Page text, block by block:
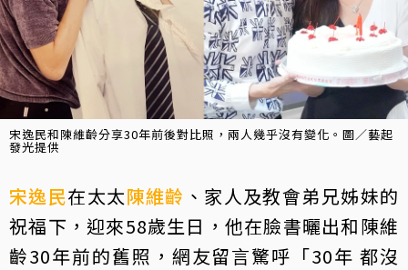
宋逸民和陳維齡分享30年前後對比照，兩人幾乎沒有變化。圖／藝起
發光提供
宋逸民在太太陳維齡 、家人及教會弟兄姊妹的
祝福下，迎來58歲生日，他在臉書曬出和陳維
齡30年前的舊照，網友留言驚呼「30年 都沒